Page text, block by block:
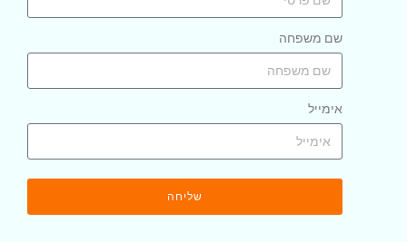
שם משפחה
אימייל
שליחה